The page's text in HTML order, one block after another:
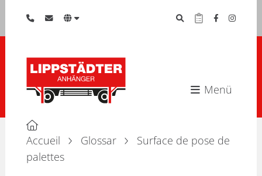
Menü
Accueil Glossar
Surface de pose de
palettes